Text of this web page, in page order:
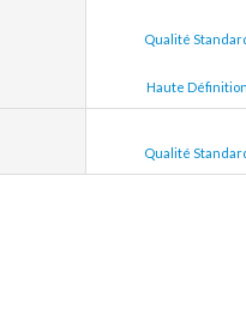
Qualité
Haute
Qualité